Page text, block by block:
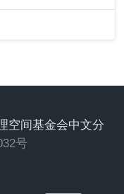
空间基金会中文分
号